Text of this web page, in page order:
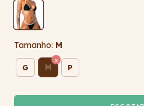
Tamanho: M
G M P